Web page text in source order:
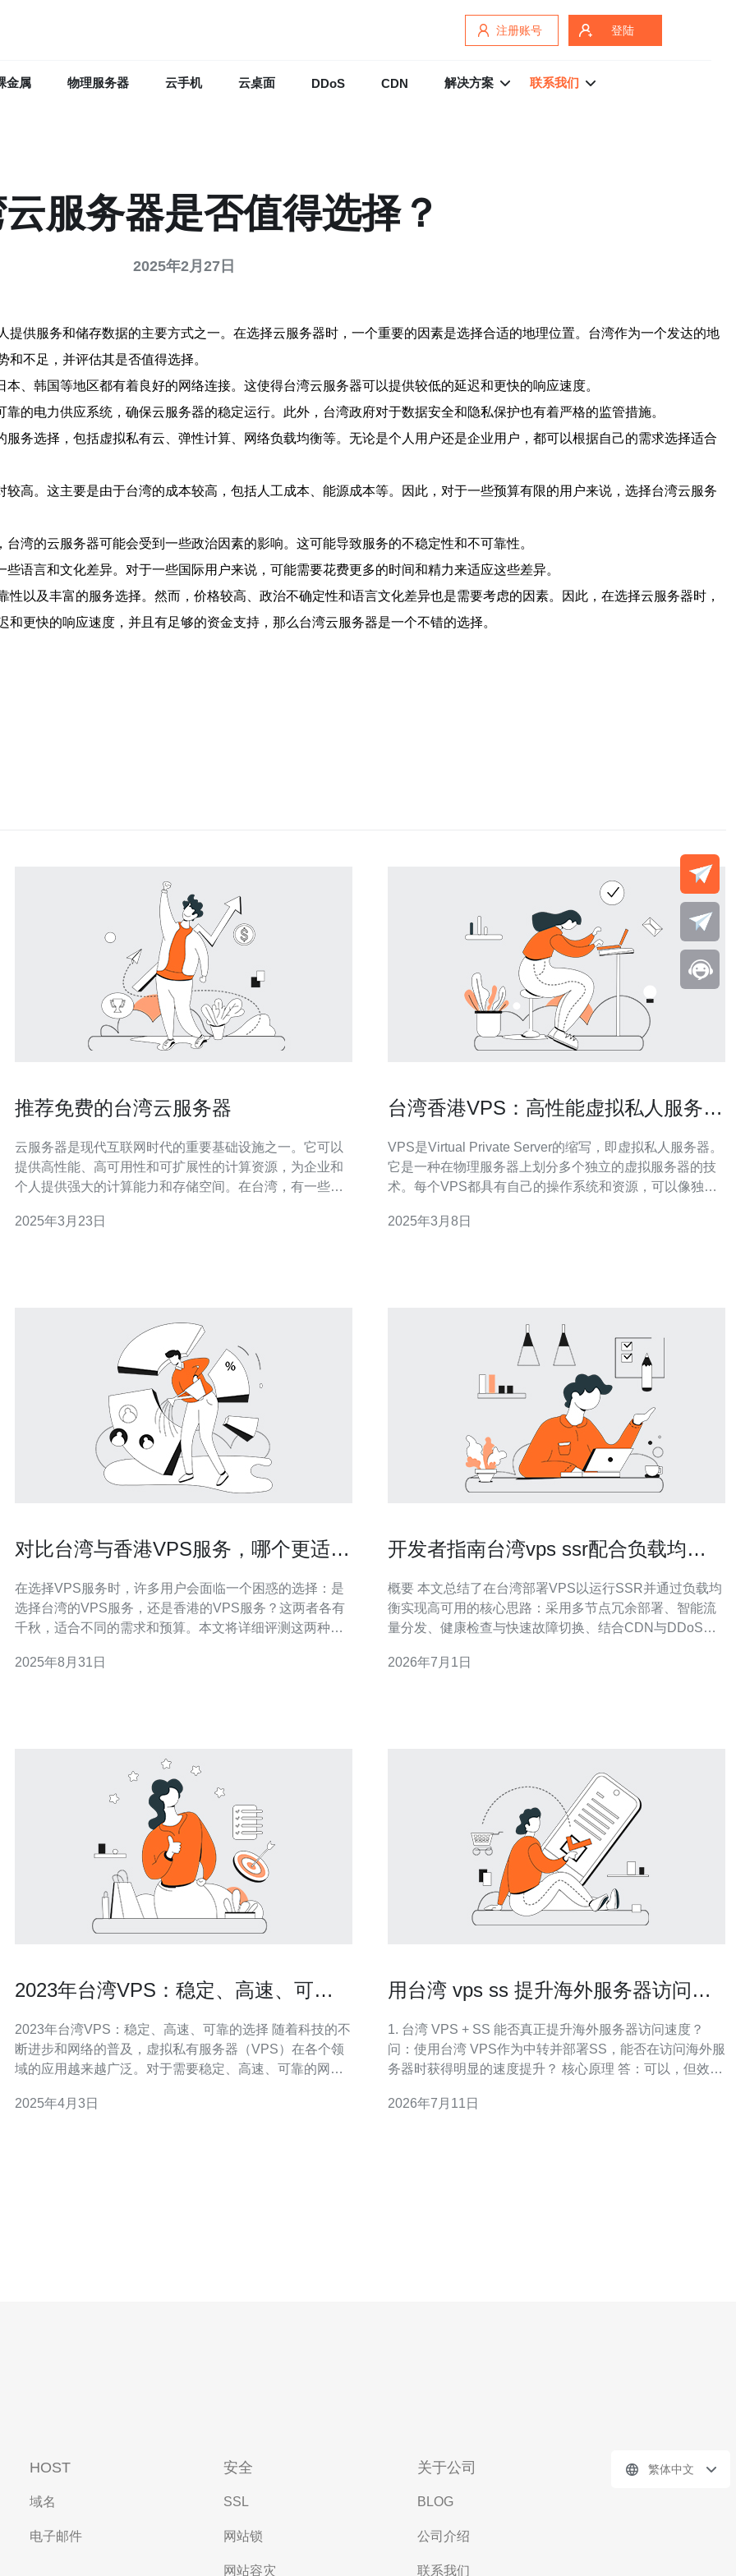
注册账号 登陆
金属 物理服务器 云手机 云桌面 DDoS CDN 解决方案 联系我们
服务器是否值得选择？
2025年2月27日
供服务和储存数据的主要方式之一。在选择云服务器时，一个重要的因素是选择合适的地理位置。台湾作为一个发达的地
不足，并评估其是否值得选择。
、韩国等地区都有着良好的网络连接。这使得台湾云服务器可以提供较低的延迟和更快的响应速度。
的电力供应系统，确保云服务器的稳定运行。此外，台湾政府对于数据安全和隐私保护也有着严格的监管措施。
务选择，包括虚拟私有云、弹性计算、网络负载均衡等。无论是个人用户还是企业用户，都可以根据自己的需求选择适合
高。这主要是由于台湾的成本较高，包括人工成本、能源成本等。因此，对于一些预算有限的用户来说，选择台湾云服务
湾的云服务器可能会受到一些政治因素的影响。这可能导致服务的不稳定性和不可靠性。
语言和文化差异。对于一些国际用户来说，可能需要花费更多的时间和精力来适应这些差异。
以及丰富的服务选择。然而，价格较高、政治不确定性和语言文化差异也是需要考虑的因素。因此，在选择云服务器时，
更快的响应速度，并且有足够的资金支持，那么台湾云服务器是一个不错的选择。
推荐免费的台湾云服务器
云服务器是现代互联网时代的重要基础设施之一。它可以
提供高性能、高可用性和可扩展性的计算资源，为企业和
个人提供强大的计算能力和存储空间。在台湾，有一些提
推荐的免费台湾云服务器。 厂商A是一家知名的台湾云服
2025年3月23日
台湾香港VPS：高性能虚拟私人服务器
VPS是Virtual Private Server的缩写，即虚拟私人服务器。
它是一种在物理服务器上划分多个独立的虚拟服务器的技
术。每个VPS都具有自己的操作系统和资源，可以像独立
理位置优势：台湾和香港位于亚洲的心脏地带，拥有先进
2025年3月8日
对比台湾与香港VPS服务，哪个更适合
在选择VPS服务时，许多用户会面临一个困惑的选择：是
选择台湾的VPS服务，还是香港的VPS服务？这两者各有
千秋，适合不同的需求和预算。本文将详细评测这两种
面的差异，帮助你找到最佳、最便宜的选择。 台湾VPS服
2025年8月31日
开发者指南台湾vps ssr配合负载均衡
概要 本文总结了在台湾部署VPS以运行SSR并通过负载均
衡实现高可用的核心思路：采用多节点冗余部署、智能流
量分发、健康检查与快速故障切换、结合CDN与DDoS防
荐优先选择网络质量与防护能力强的服务商，如德讯电
2026年7月1日
2023年台湾VPS：稳定、高速、可靠
2023年台湾VPS：稳定、高速、可靠的选择 随着科技的不
断进步和网络的普及，虚拟私有服务器（VPS）在各个领
域的应用越来越广泛。对于需要稳定、高速、可靠的网络
优质的VPS服务商至关重要。本文将介绍2023年台湾VPS
2025年4月3日
用台湾 vps ss 提升海外服务器访问速
1. 台湾 VPS + SS 能否真正提升海外服务器访问速度？
问：使用台湾 VPS作为中转并部署SS，能否在访问海外服
务器时获得明显的速度提升？ 核心原理 答：可以，但效果
用台灣 VPS 做为中转，能减少到目标服务器的跨洋跳数、
2026年7月11日
HOST
域名
电子邮件
安全
SSL
网站锁
网站容灾
关于公司
BLOG
公司介绍
联系我们
繁体中文